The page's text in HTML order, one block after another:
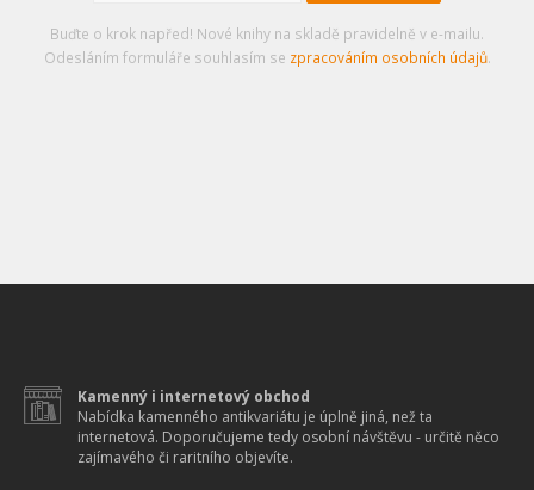
Buďte o krok napřed! Nové knihy na skladě pravidelně v e-mailu.
Odesláním formuláře souhlasím se zpracováním osobních údajů.
Kamenný i internetový obchod
Nabídka kamenného antikvariátu je úplně jiná, než ta
internetová. Doporučujeme tedy osobní návštěvu - určitě něco
zajímavého či raritního objevíte.